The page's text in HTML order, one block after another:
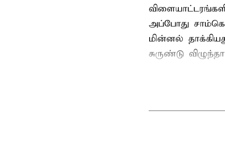
அப்போது
மின்னல்
சுருண்டு